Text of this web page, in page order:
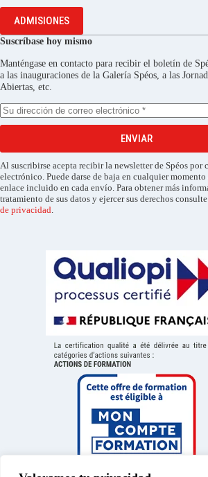
ADMISIONES
Suscríbase hoy mismo
Manténgase en contacto para recibir el boletín de
a las inauguraciones de la Galería Spéos, a las
Abiertas, etc.
ENVIAR
Al suscribirse acepta recibir la newsletter de Spéos por
electrónico. Puede darse de baja en cualquier momento
enlace incluido en cada envío. Para obtener más
tratamiento de sus datos y ejercer sus derechos
de privacidad.